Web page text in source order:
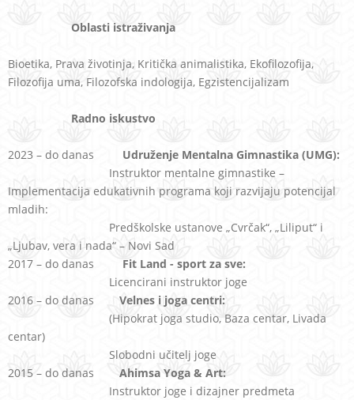
Oblasti istraživanja
Bioetika, Prava životinja, Kritička animalistika, Ekofilozofija,
Filozofija uma, Filozofska indologija, Egzistencijalizam
Radno iskustvo
2023 – do danas Udruženje Mentalna Gimnastika (UMG):
Instruktor mentalne gimnastike –
Implementacija edukativnih programa koji razvijaju potencijal
mladih:
Predškolske ustanove „Cvrčak“, „Liliput“ i
„Ljubav, vera i nada“ – Novi Sad
2017 – do danas Fit Land - sport za sve:
Licencirani instruktor joge
2016 – do danas Velnes i joga centri:
(Hipokrat joga studio, Baza centar, Livada
centar)
Slobodni učitelj joge
2015 – do danas Ahimsa Yoga & Art:
Instruktor joge i dizajner predmeta